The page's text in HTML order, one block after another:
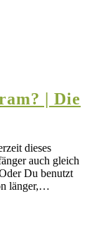
| Die
dieses
auch gleich
Du benutzt
länger,…